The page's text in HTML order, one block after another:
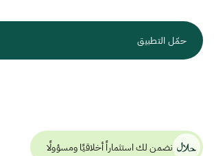
حمّل التطبيق
نضمن لك استثماراً أخلاقيًا ومسؤولًا